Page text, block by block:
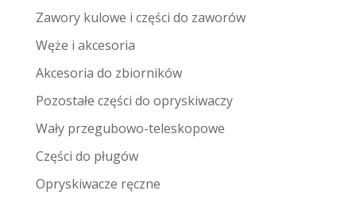
Zawory kulowe i części do zaworów
Węże i akcesoria
Akcesoria do zbiorników
Pozostałe części do opryskiwaczy
Wały przegubowo-teleskopowe
Części do pługów
Opryskiwacze ręczne